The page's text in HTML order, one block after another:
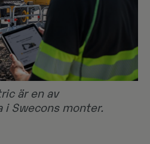
är en av
Swecons monter.